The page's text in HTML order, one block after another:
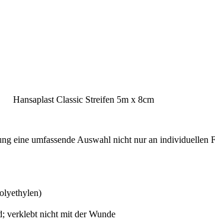
Hansaplast Classic Streifen 5m x 8cm
eine umfassende Auswahl nicht nur an
verklebt nicht mit der Wunde